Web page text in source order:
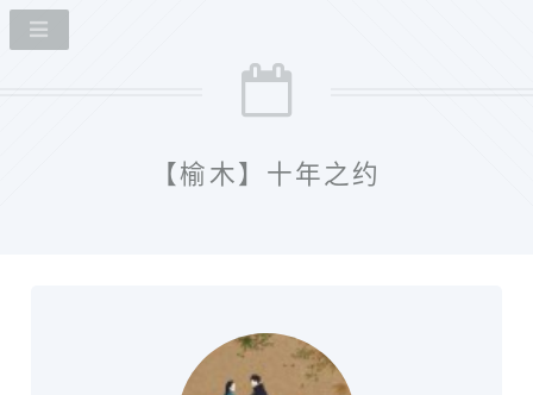
【榆木】十年之约